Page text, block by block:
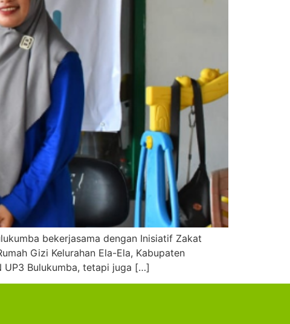
bekerjasama dengan Inisiatif Zakat
Gizi Kelurahan Ela-Ela, Kabupaten
UP3 Bulukumba, tetapi juga […]